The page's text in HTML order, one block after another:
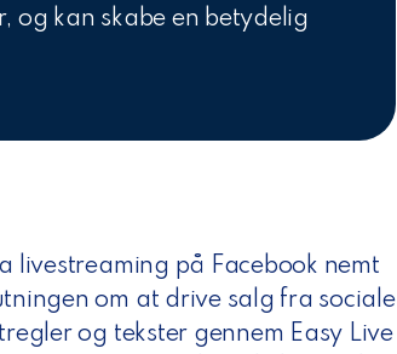
og kan skabe en betydelig
livestreaming på Facebook nemt
om at drive salg fra sociale
og tekster gennem Easy Live